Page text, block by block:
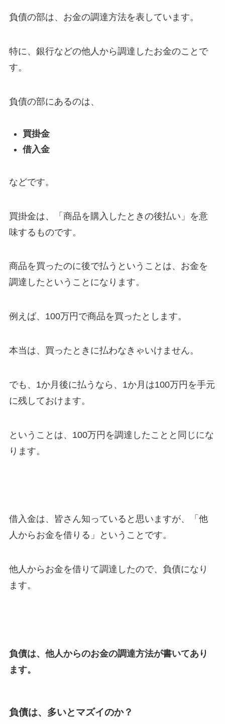
負債の部は、お金の調達方法を表しています。
特に、銀行などの他人から調達したお金のことで
す。
負債の部にあるのは、
買掛金
借入金
などです。
買掛金は、「商品を購入したときの後払い」を意
味するものです。
商品を買ったのに後で払うということは、お金を
調達したということになります。
例えば、100万円で商品を買ったとします。
本当は、買ったときに払わなきゃいけません。
でも、1か月後に払うなら、1か月は100万円を手元
に残しておけます。
ということは、100万円を調達したことと同じにな
ります。
借入金は、皆さん知っていると思いますが、「他
人からお金を借りる」ということです。
他人からお金を借りて調達したので、負債になり
ます。
負債は、他人からのお金の調達方法が書いてあり
ます。
負債は、多いとマズイのか？